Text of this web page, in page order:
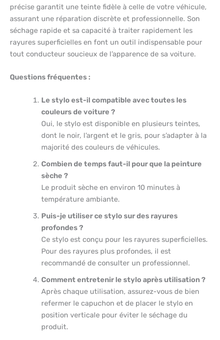
précise garantit une teinte fidèle à celle de votre véhicule,
assurant une réparation discrète et professionnelle. Son
séchage rapide et sa capacité à traiter rapidement les
rayures superficielles en font un outil indispensable pour
tout conducteur soucieux de l’apparence de sa voiture.
Questions fréquentes :
Le stylo est-il compatible avec toutes les
couleurs de voiture ?
Oui, le stylo est disponible en plusieurs teintes,
dont le noir, l’argent et le gris, pour s’adapter à la
majorité des couleurs de véhicules.
Combien de temps faut-il pour que la peinture
sèche ?
Le produit sèche en environ 10 minutes à
température ambiante.
Puis-je utiliser ce stylo sur des rayures
profondes ?
Ce stylo est conçu pour les rayures superficielles.
Pour des rayures plus profondes, il est
recommandé de consulter un professionnel.
Comment entretenir le stylo après utilisation ?
Après chaque utilisation, assurez-vous de bien
refermer le capuchon et de placer le stylo en
position verticale pour éviter le séchage du
produit.